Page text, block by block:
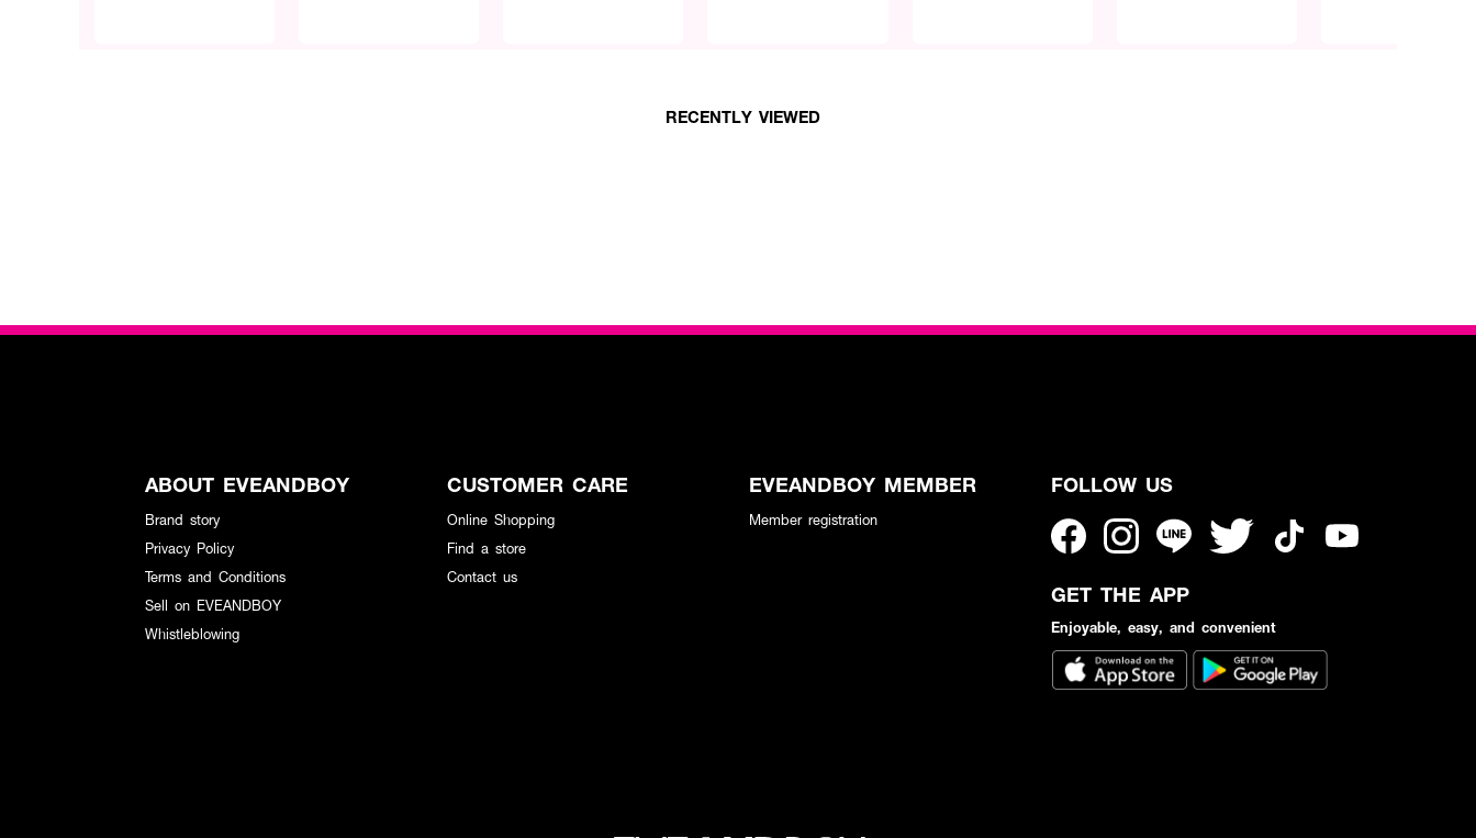
RECENTLY VIEWED
ABOUT EVEANDBOY
Brand story
Privacy Policy
Terms and Conditions
Sell on EVEANDBOY
Whistleblowing
CUSTOMER CARE
Online Shopping
Find a store
Contact us
EVEANDBOY MEMBER
Member registration
FOLLOW US
GET THE APP
Enjoyable, easy, and convenient